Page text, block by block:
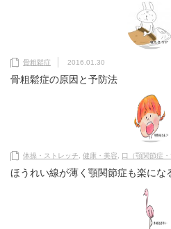
骨粗鬆症 2016.01.30
骨粗鬆症の原因と予防法
体操・ストレッチ, 健康・美容, 口（顎関節症・
ほうれい線が薄く顎関節症も楽にな